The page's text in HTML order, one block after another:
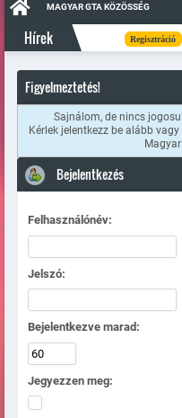
MAGYAR GTA KÖZÖSSÉG
Hírek Regisztráció
Figyelmeztetés!
Sajnálom, de nincs
Kérlek jelentkezz be alább vagy
Bejelentkezés
Felhasználónév:
Jelszó:
Bejelentkezve marad:
Jegyezzen meg: